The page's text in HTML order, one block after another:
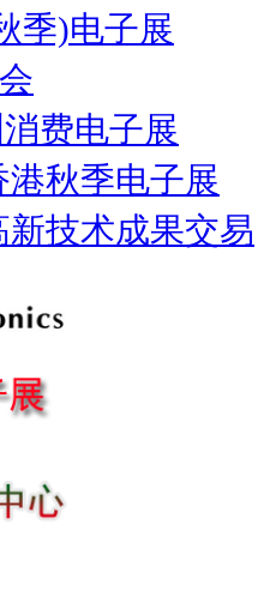
季)电子展
消费电子展
秋季电子展
技术成果交易